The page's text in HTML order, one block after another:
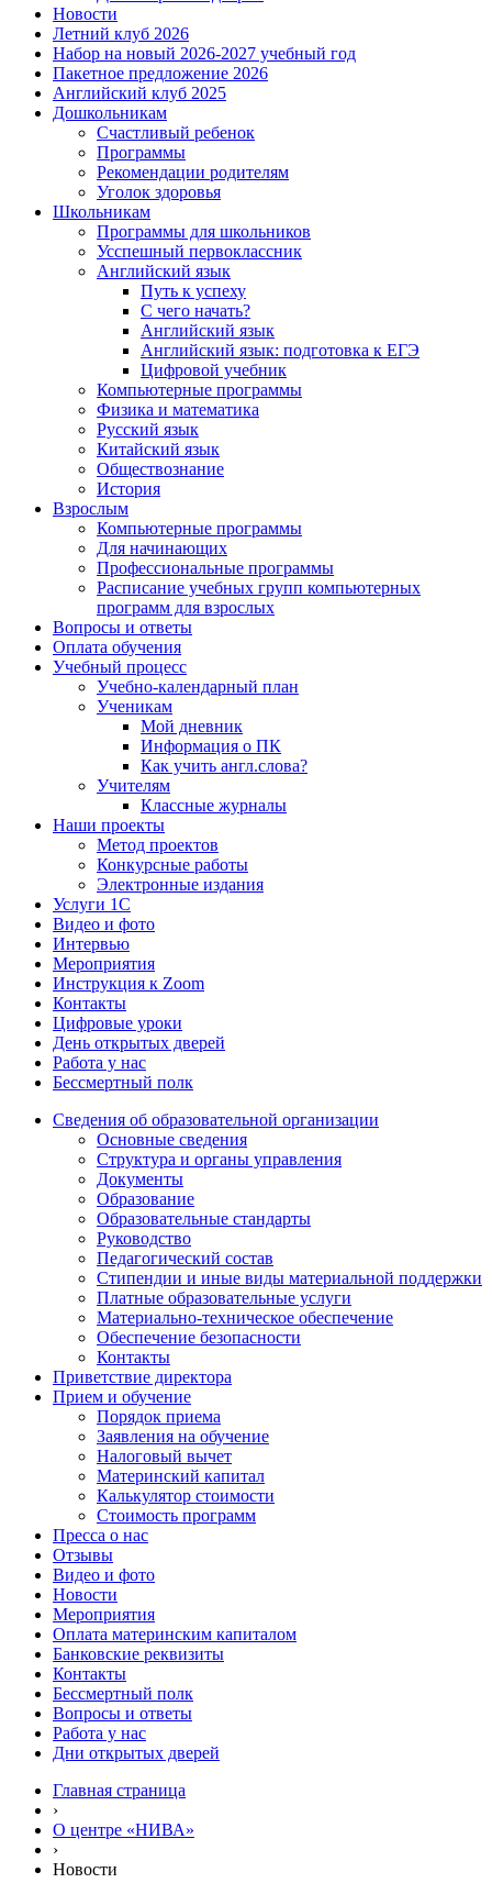
Новости
Летний клуб 2026
Набор на новый 2026-2027 учебный год
Пакетное предложение 2026
Английский клуб 2025
Дошкольникам
Счастливый ребенок
Программы
Рекомендации родителям
Уголок здоровья
Школьникам
Программы для школьников
Усспешный первоклассник
Английский язык
Путь к успеху
С чего начать?
Английский язык
Английский язык: подготовка к ЕГЭ
Цифровой учебник
Компьютерные программы
Физика и математика
Русский язык
Китайский язык
Обществознание
История
Взрослым
Компьютерные программы
Для начинающих
Профессиональные программы
Расписание учебных групп компьютерных
программ для взрослых
Вопросы и ответы
Оплата обучения
Учебный процесс
Учебно-календарный план
Ученикам
Мой дневник
Информация о ПК
Как учить англ.слова?
Учителям
Классные журналы
Наши проекты
Метод проектов
Конкурсные работы
Электронные издания
Услуги 1C
Видео и фото
Интервью
Мероприятия
Инструкция к Zoom
Контакты
Цифровые уроки
День открытых дверей
Работа у нас
Бессмертный полк
Сведения об образовательной организации
Основные сведения
Структура и органы управления
Документы
Образование
Образовательные стандарты
Руководство
Педагогический состав
Стипендии и иные виды материальной поддержки
Платные образовательные услуги
Материально-техническое обеспечение
Обеспечение безопасности
Контакты
Приветствие директора
Прием и обучение
Порядок приема
Заявления на обучение
Налоговый вычет
Материнский капитал
Калькулятор стоимости
Стоимость программ
Пресса о нас
Отзывы
Видео и фото
Новости
Мероприятия
Оплата материнским капиталом
Банковские реквизиты
Контакты
Бессмертный полк
Вопросы и ответы
Работа у нас
Дни открытых дверей
Главная страница
›
О центре «НИВА»
›
Новости